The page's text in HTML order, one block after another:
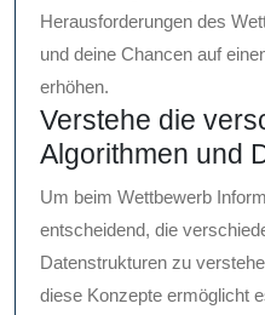
Herausforderungen des
und deine Chancen auf
erhöhen.
Verstehe die
Algorithmen und
Um beim Wettbewerb
entscheidend, die
Datenstrukturen zu
diese Konzepte ermöglicht